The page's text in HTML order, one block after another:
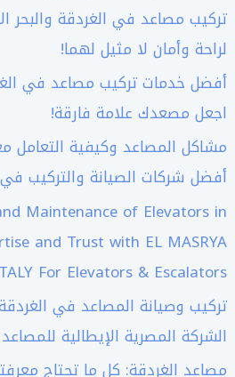
تركيب مصاعد في الغردقة والبحر
لراحة وأمان لا مثيل لهما!
أفضل خدمات تركيب مصاعد في
اجعل مصعدك علامة فارقة!
مشاكل المصاعد وكيفية التعامل
أفضل شركات الصيانة والتركيب في
Maintenance of Elevators in
and Trust with EL MASRYA
For Elevators & Escalators
تركيب وصيانة المصاعد في
الشركة المصرية الإيطالية للمصاعد
مصاعد الغردقة: كل ما تحتاج